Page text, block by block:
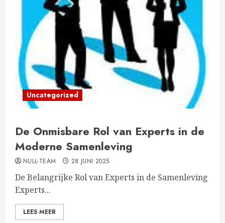
Uncategorized
De Onmisbare Rol van Experts in de
Moderne Samenleving
NULL-TEAM 28 JUNI 2025
De Belangrijke Rol van Experts in de Samenleving
Experts...
LEES MEER